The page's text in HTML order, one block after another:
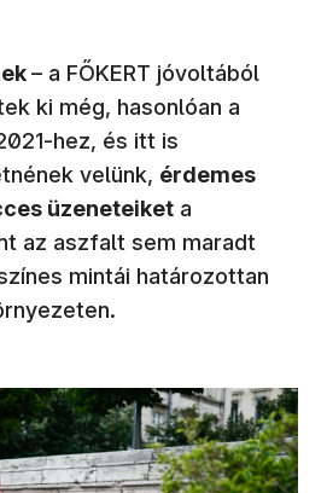
– a FŐKERT jóvoltából
ki még, hasonlóan a
hez, és itt is
velünk, érdemes
üzeneteiket a
az aszfalt sem maradt
mintái határozottan